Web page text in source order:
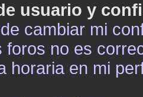
usuario y
cambiar mi
foros no es
horaria en mi